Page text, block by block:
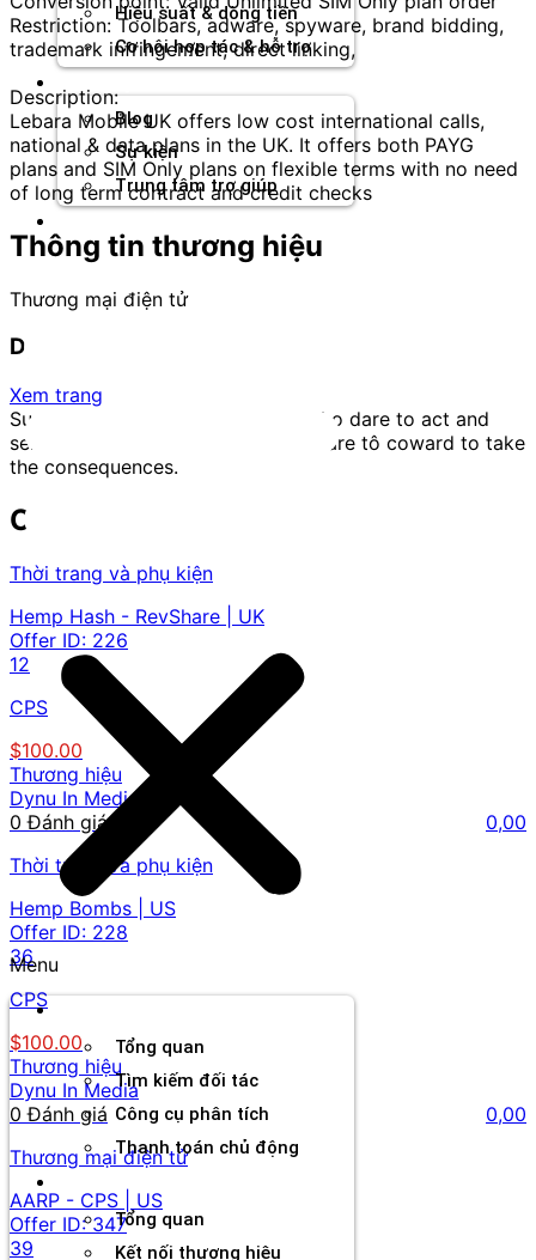
Hiệu suất & dòng tiền
Cơ hội hợp tác & hỗ trợ
Blog
Sự kiện
Trung tâm trợ giúp
Menu
Tổng quan
Tìm kiếm đối tác
Công cụ phân tích
Thanh toán chủ động
Tổng quan
Kết nối thương hiệu
Restriction: Toolbars, adware, spyware, brand bidding,
trademark infringement, direct linking,
Description:
Lebara Mobile UK offers low cost international calls,
national & data plans in the UK. It offers both PAYG
plans and SIM Only plans on flexible terms with no need
of long term contract and credit checks
Thông tin thương hiệu
Thương mại điện tử
Dynu In Media
Xem trang
Success always comes to those who dare to act and
seldom comes close to those who are tô coward to take
the consequences.
Offer tương tự
Thời trang và phụ kiện
Hemp Hash - RevShare | UK
Offer ID: 226
12
CPS
$100.00
Thương hiệu
Dynu In Media
0 Đánh giá
0,00
Thời trang và phụ kiện
Hemp Bombs | US
Offer ID: 228
36
CPS
$100.00
Thương hiệu
Dynu In Media
0 Đánh giá
0,00
Thương mại điện tử
AARP - CPS | US
Offer ID: 347
39